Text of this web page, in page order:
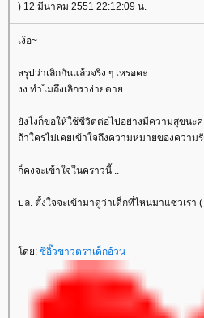
) 12 มีนาคม 2551 22:12:09 น.
เง้อ~
สรุปว่าเลิกกันแล้วจริง ๆ เหรอคะ
งง ทำไมถึงเลิกราง่ายดา
งไงก็ขอให้ใช้ชีวิตต่อไปอย่างมีความสุขนะค
ถ้าใครไม่เคยเข้าใจถึงความหมายของความ
ก็คงจะเข้าใจในคราวนี้ ..
ปล. ตั้งใจจะเข้ามาดูว่าเด็กที่ไหนมาแซวเรา
ดย: ซีอิ๊วขาวตราเด็กอ้วน